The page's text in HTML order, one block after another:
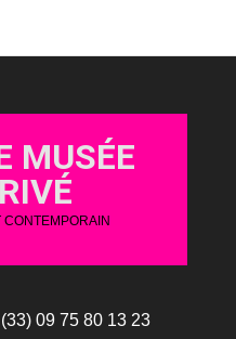
MUSÉE
CONTEMPORAIN
09 75 80 13 23